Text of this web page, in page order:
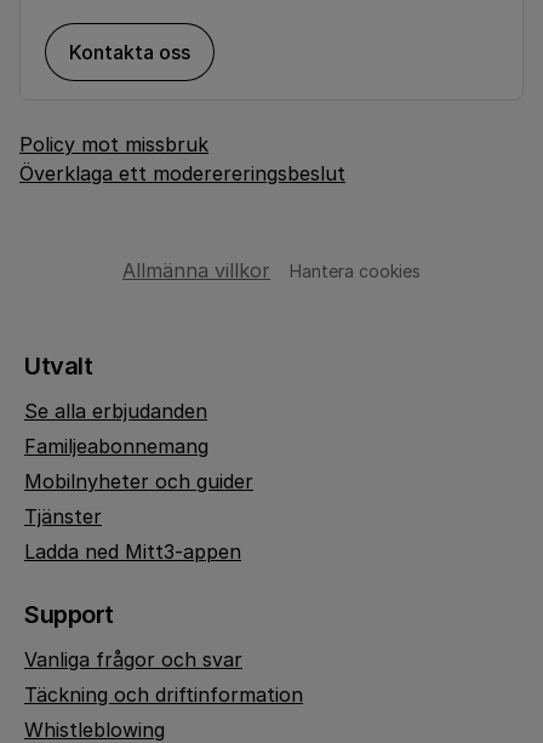
Kontakta oss
Policy mot missbruk
Överklaga ett moderereringsbeslut
Allmänna villkor Hantera cookies
Utvalt
Se alla erbjudanden
Familjeabonnemang
Mobilnyheter och guider
Tjänster
Ladda ned Mitt3-appen
Support
Vanliga frågor och svar
Täckning och driftinformation
Whistleblowing